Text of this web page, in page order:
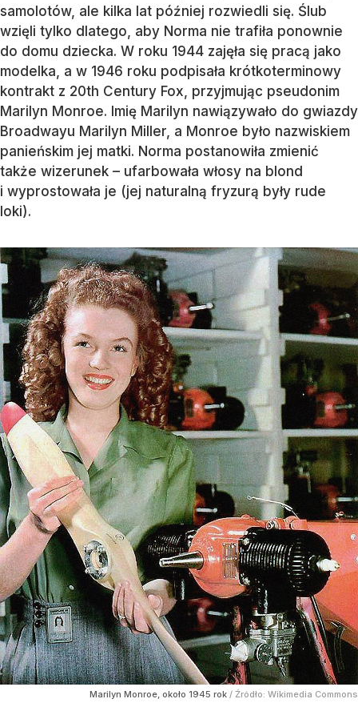
samolotów, ale kilka lat później rozwiedli się. Ślub
wzięli tylko dlatego, aby Norma nie trafiła ponownie
do domu dziecka. W roku 1944 zajęła się pracą jako
modelka, a w 1946 roku podpisała krótkoterminowy
kontrakt z 20th Century Fox, przyjmując pseudonim
Marilyn Monroe. Imię Marilyn nawiązywało do gwiazdy
Broadwayu Marilyn Miller, a Monroe było nazwiskiem
panieńskim jej matki. Norma postanowiła zmienić
także wizerunek – ufarbowała włosy na blond
i wyprostowała je (jej naturalną fryzurą były rude
loki).
Marilyn Monroe, około 1945 rok / Źródło: Wikimedia Commons